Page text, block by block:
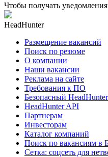
Чтобы получать
HeadHunter
Размещение вакансий
Поиск по резюме
О компании
Наши вакансии
Реклама на сайте
Требования к ПО
Безопасный HeadHunter
HeadHunter API
Партнерам
Инвесторам
Каталог компаний
Поиск по вакансиям в
Сетка: соцсеть для